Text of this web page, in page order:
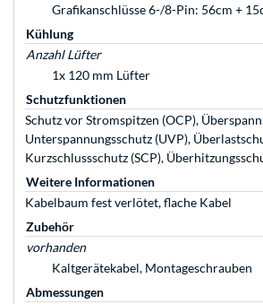
Grafikanschlüsse 6-/8-Pin: 56cm +
Kühlung
Anzahl Lüfter
1x 120 mm Lüfter
Schutzfunktionen
Schutz vor Stromspitzen (OCP),
Unterspannungsschutz (UVP),
Kurzschlussschutz (SCP),
Weitere Informationen
Kabelbaum fest verlötet, flache Kabel
Zubehör
vorhanden
Kaltgerätekabel, Montageschrauben
Abmessungen